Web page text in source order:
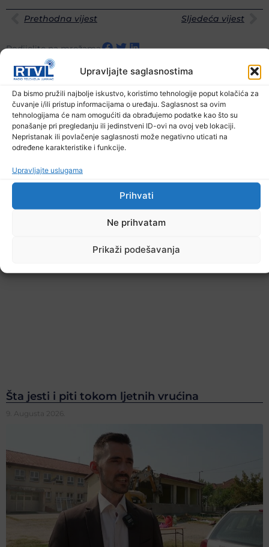
Upravljajte saglasnostima
Da bismo pružili najbolje iskustvo, koristimo tehnologije poput kolačića za
čuvanje i/ili pristup informacijama o uređaju. Saglasnost sa ovim
tehnologijama će nam omogućiti da obrađujemo podatke kao što su
ponašanje pri pregledanju ili jedinstveni ID-ovi na ovoj veb lokaciji.
Nepristanak ili povlačenje saglasnosti može negativno uticati na
određene karakteristike i funkcije.
Upravljajte uslugama
Prihvati
Ne prihvatam
Prikaži podešavanja
Prethodna vijest Sljedeća vijest
Podijelite na mrežama
Ostale novosti
Šta jesti i piti tokom ljetnih vrućina
9. Augusta 2026.